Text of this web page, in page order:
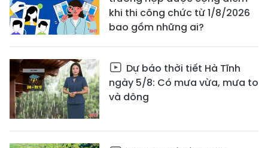
khi thi công chức từ 1/8/2026
bao gồm những ai?
Dự báo thời tiết Hà Tĩnh
ngày 5/8: Có mưa vừa, mưa to
và dông